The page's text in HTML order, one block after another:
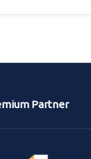
Partner